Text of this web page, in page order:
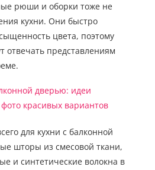
рюши и оборки тоже не
кухни. Они быстро
цвета, поэтому
отвечать представлениям
для кухни с балконной
шторы из смесовой ткани,
и синтетические волокна в